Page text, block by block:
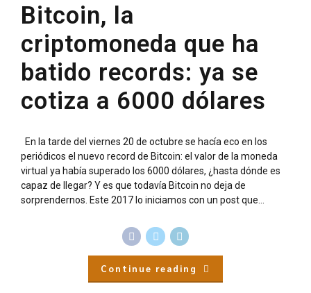
Bitcoin, la
criptomoneda que ha
batido records: ya se
cotiza a 6000 dólares
En la tarde del viernes 20 de octubre se hacía eco en los
periódicos el nuevo record de Bitcoin: el valor de la moneda
virtual ya había superado los 6000 dólares, ¿hasta dónde es
capaz de llegar? Y es que todavía Bitcoin no deja de
sorprendernos. Este 2017 lo iniciamos con un post que...
Continue reading